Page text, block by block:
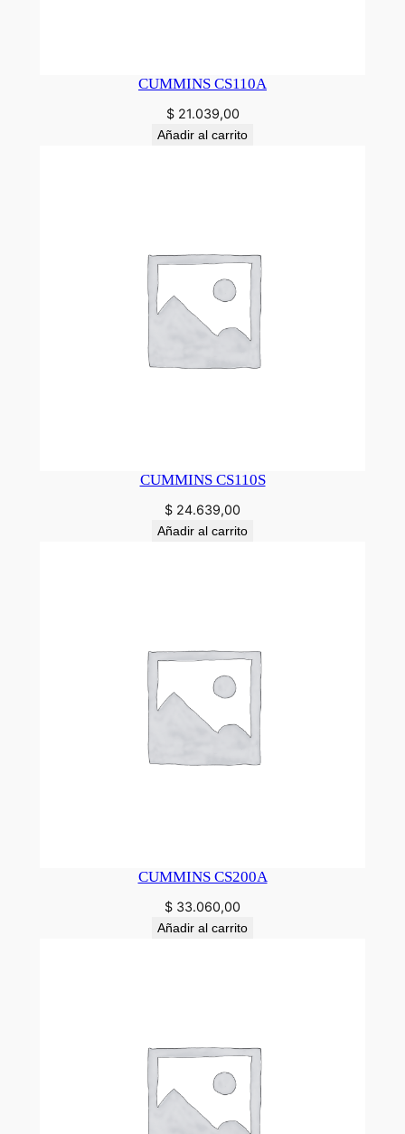
CUMMINS CS110A
$21.039,00
Añadir al carrito
CUMMINS CS110S
$ 24.639,00
Añadir al carrito
CUMMINS CS200A
$ 33.060,00
Añadir al carrito